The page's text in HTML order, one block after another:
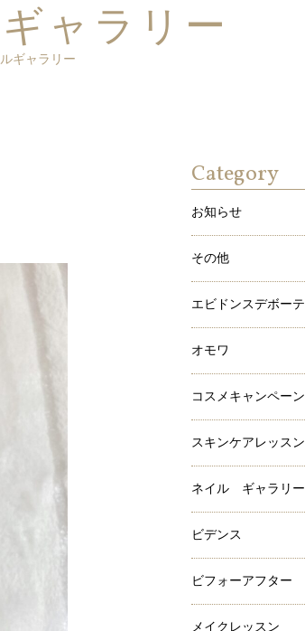
ャラリー
ギャラリー
Category
お知らせ
その他
エビドンスデボーテ
オモワ
コスメキャンペーン
スキンケアレッスン
ネイル ギャラリー
ビデンス
ビフォーアフター
メイクレッスン